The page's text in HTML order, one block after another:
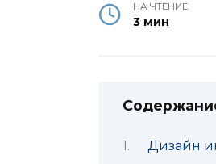
НА ЧТЕНИЕ
3 мин
Дизайн